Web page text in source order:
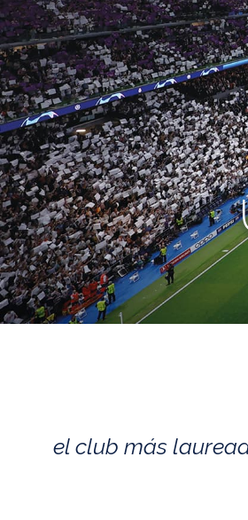
el club más